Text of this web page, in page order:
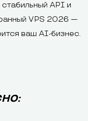
стабильный API и
VPS 2026 —
ваш AI-бизнес.